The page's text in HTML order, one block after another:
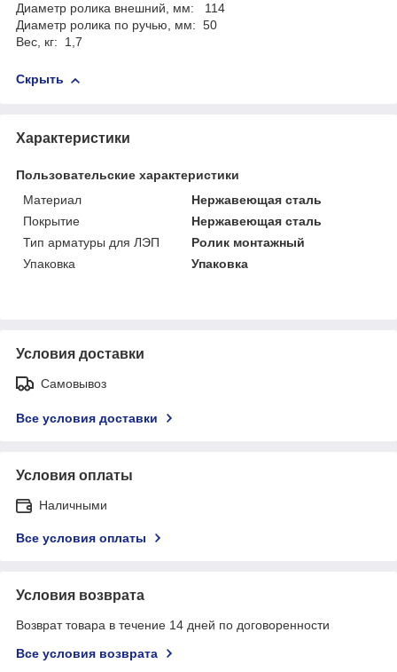
Диаметр ролика внешний, мм: 114
Диаметр ролика по ручью, мм: 50
Вес, кг: 1,7
Скрыть
Характеристики
Пользовательские характеристики
Материал
Нержавеющая сталь
Покрытие
Нержавеющая сталь
Тип арматуры для ЛЭП
Ролик монтажный
Упаковка
Упаковка
Условия доставки
Самовывоз
Все условия доставки
Условия оплаты
Наличными
Все условия оплаты
Условия возврата
Возврат товара в течение 14 дней по договоренности
Все условия возврата